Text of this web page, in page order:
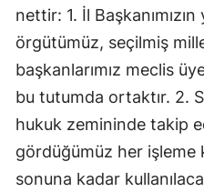
nettir: 1. İl
örgütümüz, seçilmiş
başkanlarımız meclis
bu tutumda ortaktır. 2.
hukuk zemininde takip
gördüğümüz her işleme
sonuna kadar